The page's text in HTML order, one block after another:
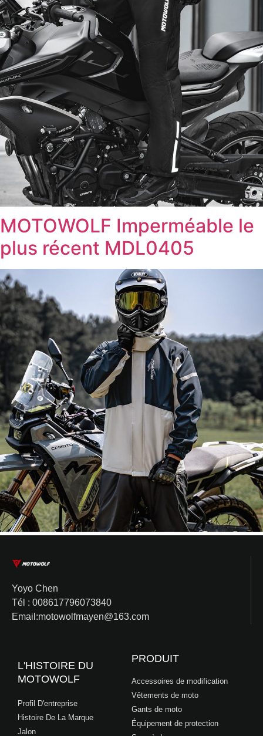
MOTOWOLF Imperméable le
plus récent MDL0405
Yoyo Chen
Tél : 008617796073840
Email:motowolfmayen@163.com
L'HISTOIRE DU
MOTOWOLF
Profil D'entreprise
Histoire De La Marque
Jalon
PRODUIT
Accessoires de modification
Vêtements de moto
Gants de moto
Équipement de protection